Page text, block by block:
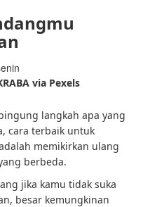
via Pexels
langkah apa yang
cara terbaik untuk
memikirkan ulang
berbeda.
jika kamu tidak suka
besar kemungkinan